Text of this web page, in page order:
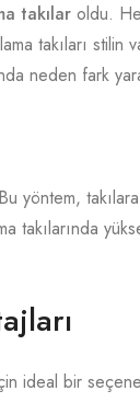
takılar oldu.
takıları stilin
neden fark
yöntem,
takılarında
ideal bir